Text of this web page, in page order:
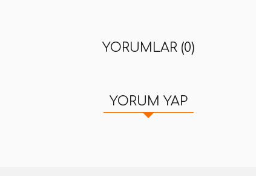
YORUMLAR (0)
YORUM YAP